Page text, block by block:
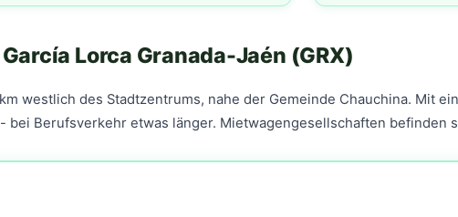
Lorca Granada-Jaén (GRX)
westlich des Stadtzentrums, nahe der Gemeinde Chauchina. Mit
bei Berufsverkehr etwas länger. Mietwagengesellschaften befinden